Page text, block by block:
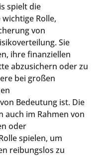
spielt die
Rolle,
von
Sie
ihre finanziellen
abzusichern oder zu
bei großen
Bedeutung ist. Die
auch im Rahmen von
oder
spielen, um
reibungslos zu